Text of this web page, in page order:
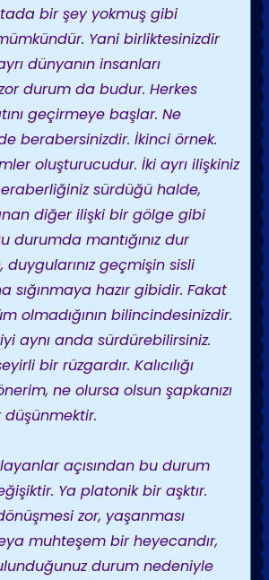
bir şey yokmuş gibi
Yani birliktesinizdir
dünyanın insanları
durum da budur. Herkes
geçirmeye başlar. Ne
de berabersinizdir. İkinci örnek.
oluşturucudur. İki ayrı ilişkiniz
sürdüğü halde,
diğer ilişki bir gölge gibi
durumda mantığınız dur
geçmişin sisli
sığınmaya hazır gibidir. Fakat
olmadığının bilincindesinizdir.
aynı anda sürdürebilirsiniz.
bir rüzgardır. Kalıcılığı
ne olursa olsun şapkanızı
açısından bu durum
Ya platonik bir aşktır.
zor, yaşanması
muhteşem bir heyecandır,
durum nedeniyle